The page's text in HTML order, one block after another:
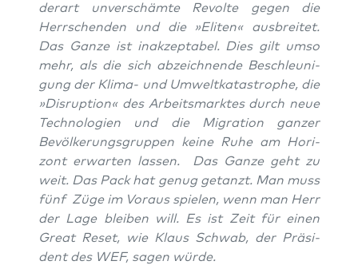
der­art unver­schäm­te Revol­te gegen die
Herr­schen­den und die »Eli­ten« aus­brei­tet.
Das Gan­ze ist inak­zep­ta­bel. Dies gilt umso
mehr, als die sich abzeich­nen­de Beschleu­ni­
gung der Kli­ma- und Umwelt­ka­ta­stro­phe, die
»Dis­rup­ti­on« des Arbeits­mark­tes durch neue
Tech­no­lo­gien und die Migra­ti­on gan­zer
Bevöl­ke­rungs­grup­pen kei­ne Ruhe am Hori­
zont erwar­ten las­sen. Das Gan­ze geht zu
weit. Das Pack hat genug getanzt. Man muss
fünf Züge im Vor­aus spie­len, wenn man Herr
der Lage blei­ben will. Es ist Zeit für einen
Gre­at Reset, wie Klaus Schwab, der Prä­si­
dent des WEF, sagen würde.